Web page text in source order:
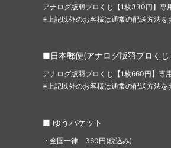
アナログ版羽プロくじ【1枚330円】専
※上記以外のお客様は通常の配送方法を
■日本郵便(アナログ版羽プロく
アナログ版羽プロくじ【1枚660円】専
※上記以外のお客様は通常の配送方法を
■ ゆうパケット
・全国一律 360円(税込み)